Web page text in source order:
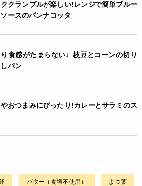
クランブルが楽しい!レンジで簡単ブルー
ースのパンナコッタ
り食感がたまらない♩枝豆とコーンの切り
パン
おつまみにぴったり!カレーとサラミのス
バター（食塩不使用） よつ葉